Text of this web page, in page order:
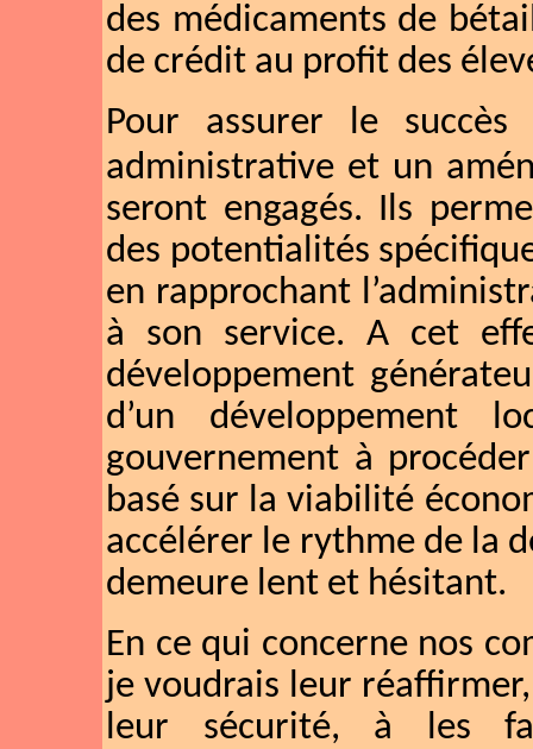
des médicaments de
de crédit au profit des
Pour assurer le
administrative et un
seront engagés. Ils
des potentialités
en rapprochant
à son service. A cet
développement
d’un développement
gouvernement à
basé sur la viabilité
accélérer le rythme de la
demeure lent et hésitant.
En ce qui concerne nos
je voudrais leur
leur sécurité, à les